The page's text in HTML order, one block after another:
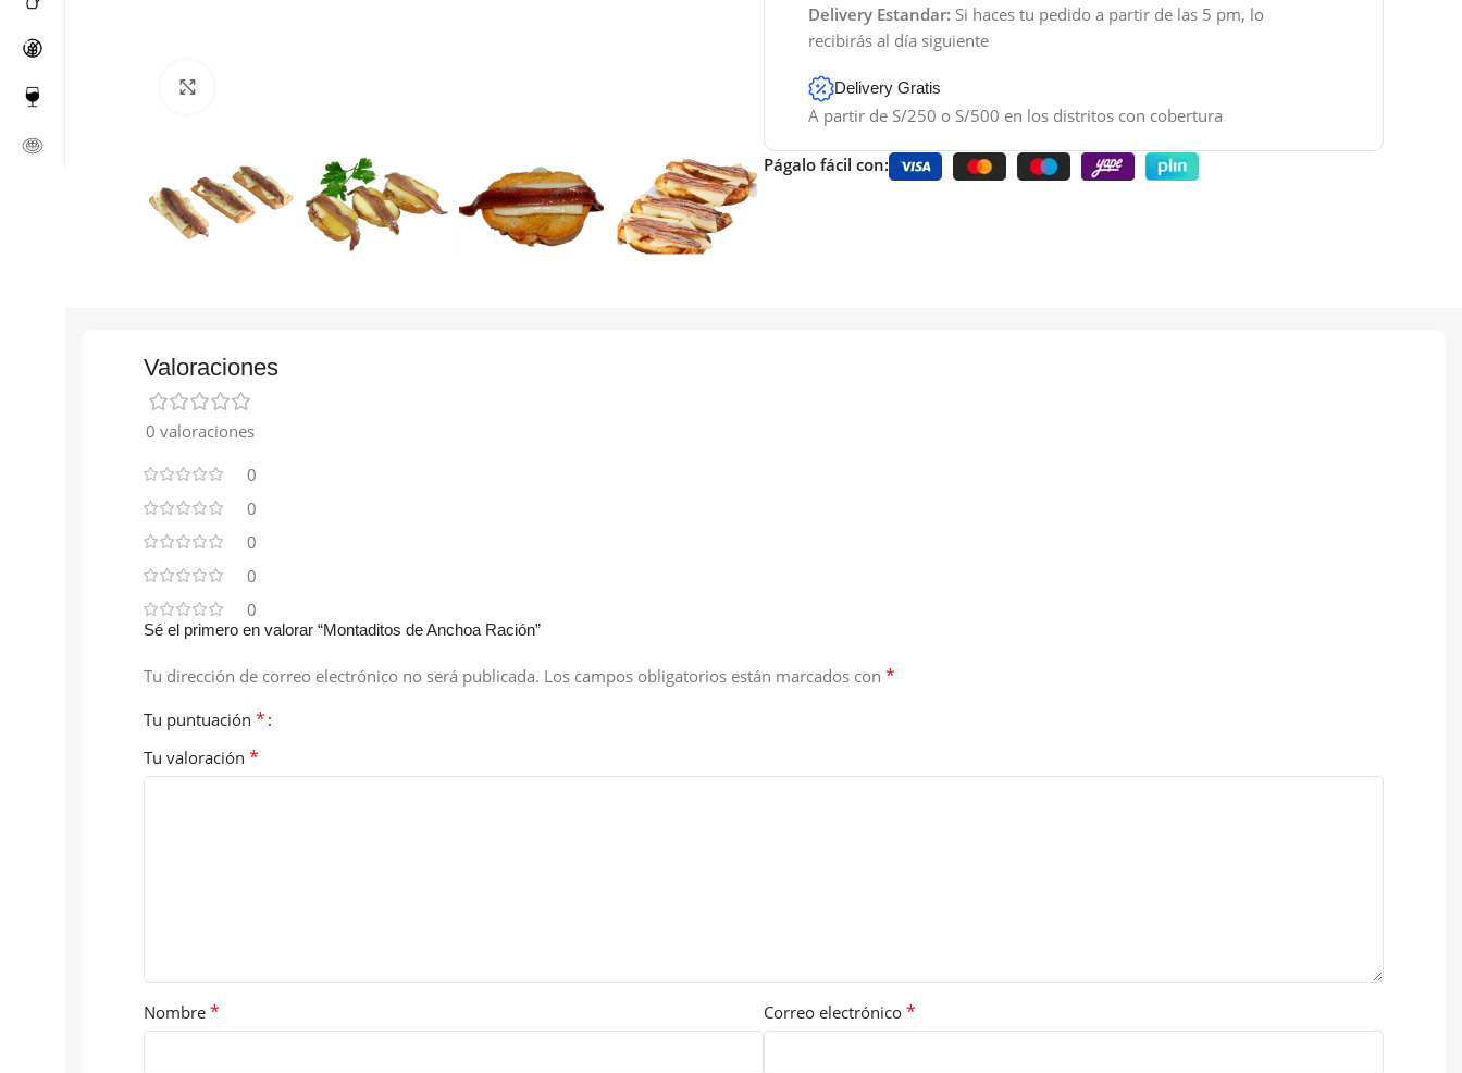
Delivery Estandar: Si haces tu pedido a partir de las 5 pm, lo
recibirás al día siguiente
Delivery Gratis
A partir de S/250 o S/500 en los distritos con cobertura
Págalo fácil con:
Valoraciones
0 valoraciones
0
0
0
0
0
Sé el primero en valorar “Montaditos de Anchoa Ración”
Tu dirección de correo electrónico no será publicada. Los campos obligatorios están marcados con *
Tu puntuación *
Tu valoración *
Nombre * Correo electrónico *